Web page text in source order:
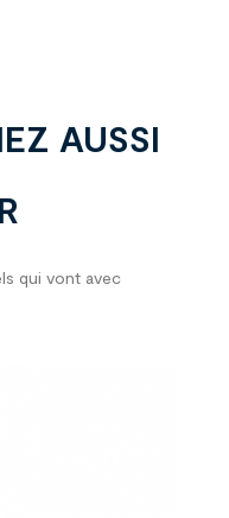
AUSSI
qui vont avec